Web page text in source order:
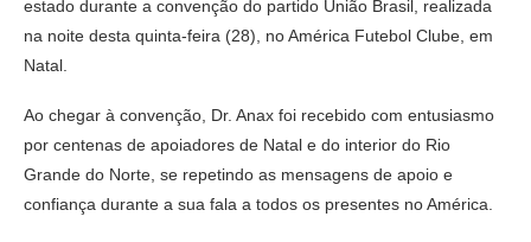
estado durante a convenção do partido União Brasil, realizada
na noite desta quinta-feira (28), no América Futebol Clube, em
Natal.
Ao chegar à convenção, Dr. Anax foi recebido com entusiasmo
por centenas de apoiadores de Natal e do interior do Rio
Grande do Norte, se repetindo as mensagens de apoio e
confiança durante a sua fala a todos os presentes no América.